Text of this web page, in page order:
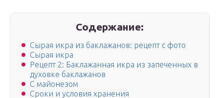
Содержание:
Сырая икра из баклажанов: рецепт с фото
Сырая икра­
Рецепт 2: Баклажанная икра из запеченных в
духовке баклажанов
С майонезом
Сроки и условия хранения